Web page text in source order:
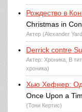
Рождество в
Christmas in
Актер (Alexander
Derrick contre
Актер: Хроника, В
хроника)
Хью Хефнер:
Once Upon a
(Тони Кертис)